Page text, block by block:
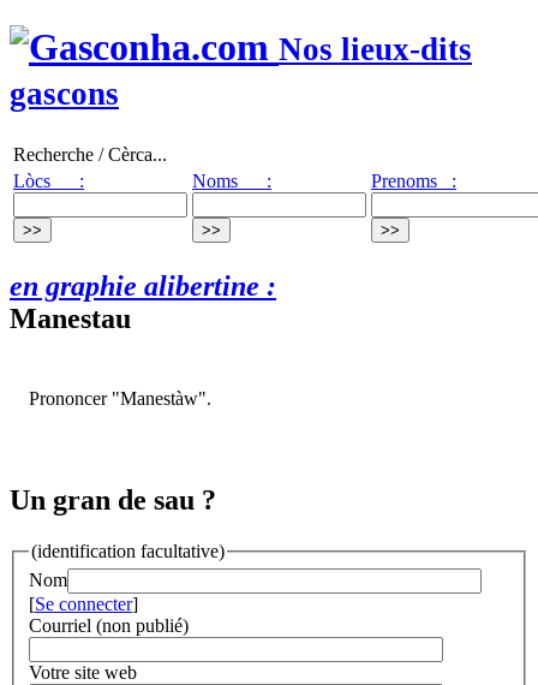
Nos lieux-dits
gascons
Recherche / Cèrca...
Lòcs :
Noms : Prenoms :
en graphie alibertine :
Manestau
Prononcer "Manestàw".
Un gran de sau ?
(identification facultative)
Nom
[Se connecter]
Courriel (non publié)
Votre site web